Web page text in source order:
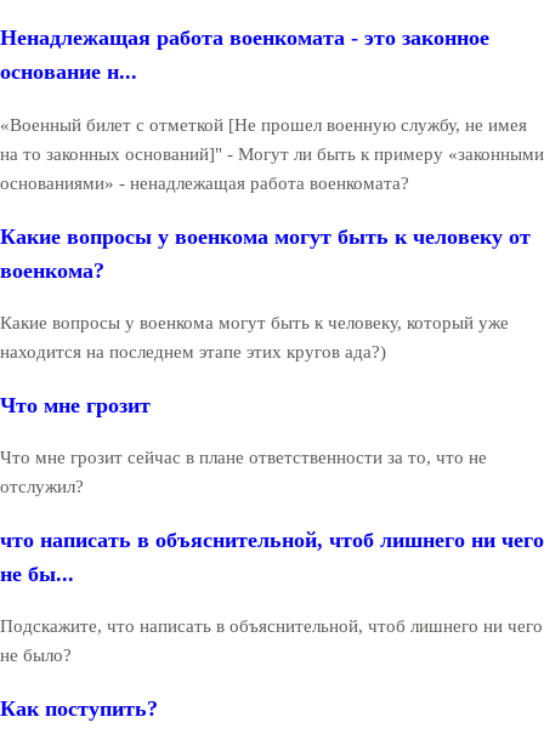
Ненадлежащая работа военкомата - это законное
основание н...
«Военный билет с отметкой [Не прошел военную службу, не имея
на то законных оснований]" - Могут ли быть к примеру «законными
основаниями» - ненадлежащая работа военкомата?
Какие вопросы у военкома могут быть к человеку от
военкома?
Какие вопросы у военкома могут быть к человеку, который уже
находится на последнем этапе этих кругов ада?)
Что мне грозит
Что мне грозит сейчас в плане ответственности за то, что не
отслужил?
что написать в объяснительной, чтоб лишнего ни чего
не бы...
Подскажите, что написать в объяснительной, чтоб лишнего ни чего
не было?
Как поступить?